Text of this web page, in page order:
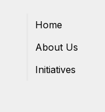
Home
About Us
Initiatives